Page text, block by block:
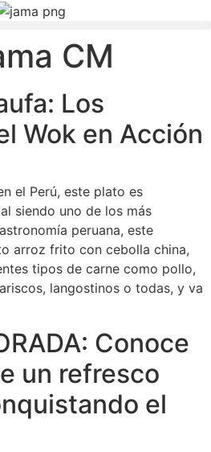
CM
Los
Wok en Acción
el Perú, este plato es
siendo uno de los más
peruana, este
arroz frito con cebolla china,
tipos de carne como pollo,
langostinos o todas, y va
Conoce
un refresco
el